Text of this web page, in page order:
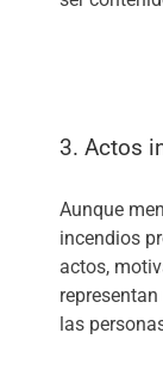
3. Actos
Aunque
incendios
actos,
las